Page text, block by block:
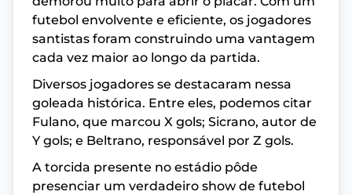
futebol envolvente e eficiente, os jogadores
santistas foram construindo uma vantagem
cada vez maior ao longo da partida.
Diversos jogadores se destacaram nessa
goleada histórica. Entre eles, podemos citar
Fulano, que marcou X gols; Sicrano, autor de
Y gols; e Beltrano, responsável por Z gols.
A torcida presente no estádio pôde
presenciar um verdadeiro show de futebol